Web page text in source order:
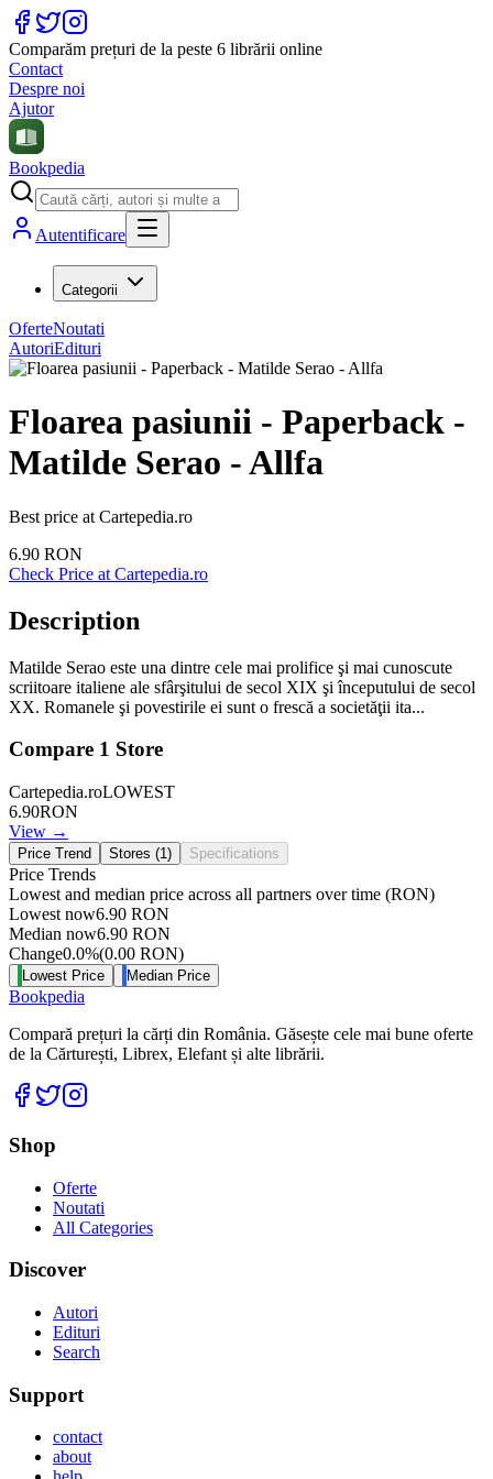
Comparăm prețuri de la peste 6 librării online
Contact
Despre noi
Ajutor
Bookpedia
Autentificare
Categorii
OferteNoutati
AutoriEdituri
Floarea pasiunii - Paperback -
Matilde Serao - Allfa
Best price at Cartepedia.ro
6.90 RON
Check Price at Cartepedia.ro
Description
Matilde Serao este una dintre cele mai prolifice şi mai cunoscute
scriitoare italiene ale sfârşitului de secol XIX şi începutului de secol
XX. Romanele şi povestirile ei sunt o frescă a societăţii ita...
Compare 1 Store
Cartepedia.roLOWEST
6.90RON
View →
Price Trend Stores (1) Specifications
Price Trends
Lowest and median price across all partners over time (RON)
Lowest now6.90 RON
Median now6.90 RON
Change0.0%(0.00 RON)
Lowest Price Median Price
Bookpedia
Compară prețuri la cărți din România. Găsește cele mai bune oferte
de la Cărturești, Librex, Elefant și alte librării.
Facebook
Twitter
Shop
Oferte
Noutati
All Categories
Discover
Autori
Edituri
Search
Support
contact
about